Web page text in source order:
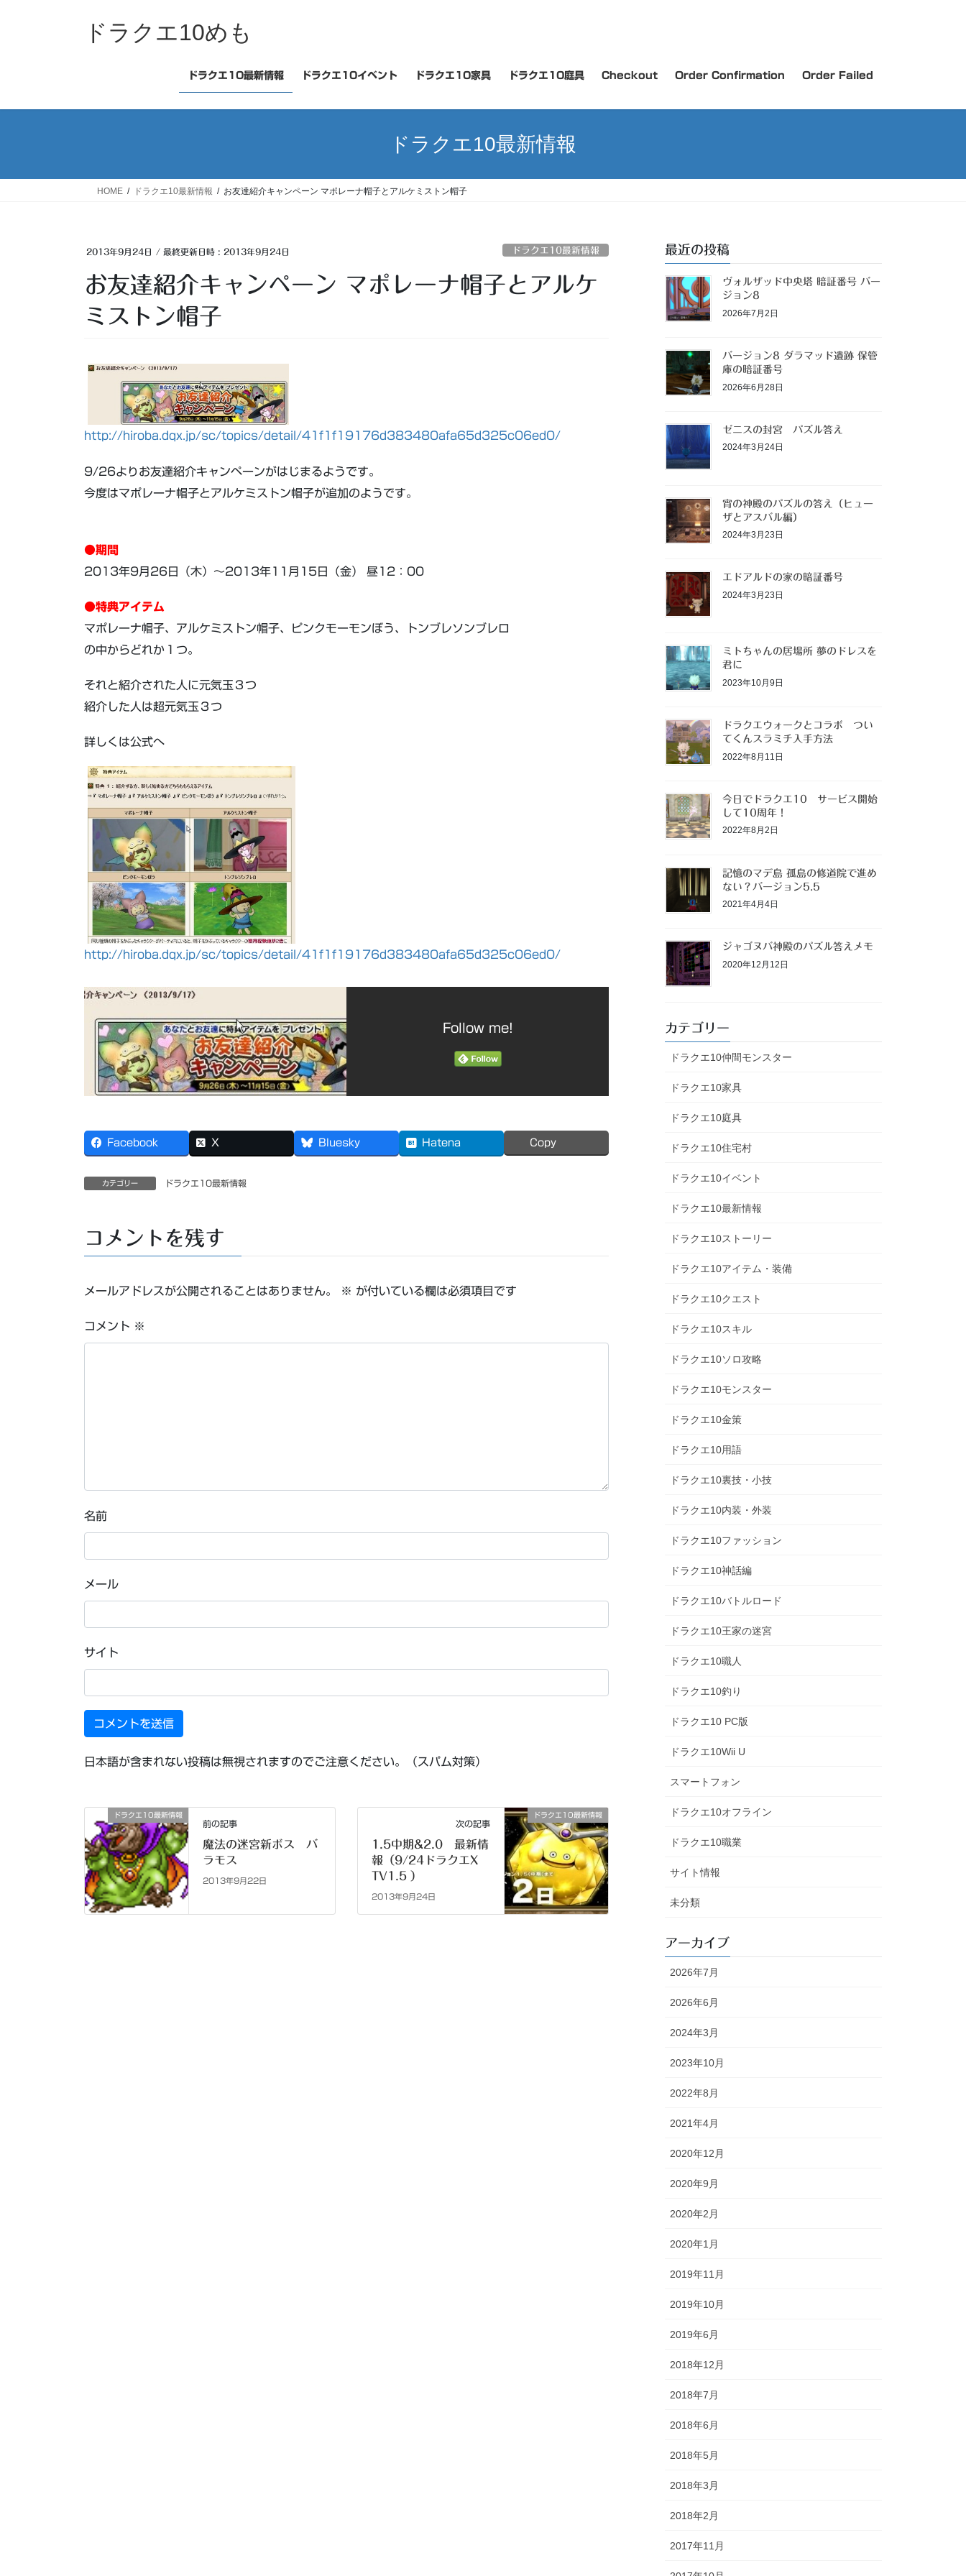
ス
ン
ドラクエ10めも
ドラクエ10最新情報 ドラクエ10イベント ドラクエ10家具 ドラクエ10庭具 Checkout Order Confirmation Order Failed
ドラクエ10最新情報
HOME ドラクエ10最新情報 お友達紹介キャンペーン マポレーナ帽子とアルケミストン帽子
2013年9月24日 / 最終更新日時 : 2013年9月24日 ドラクエ10最新情報
お友達紹介キャンペーン マポレーナ帽子とアルケ
ミストン帽子
http://hiroba.dqx.jp/sc/topics/detail/41f1f19176d383480afa65d325c06ed0/
9/26よりお友達紹介キャンペーンがはじまるようです。
今度はマポレーナ帽子とアルケミストン帽子が追加のようです。
●期間
2013年9月26日（木）～2013年11月15日（金） 昼12：00
●特典アイテム
マポレーナ帽子、アルケミストン帽子、ピンクモーモンぼう、トンブレソンブレロ
の中からどれか１つ。
それと紹介された人に元気玉３つ
紹介した人は超元気玉３つ
詳しくは公式へ
http://hiroba.dqx.jp/sc/topics/detail/41f1f19176d383480afa65d325c06ed0/
Follow me!
Facebook X Bluesky Hatena Copy
カテゴリー ドラクエ10最新情報
コメントを残す
メールアドレスが公開されることはありません。 ※ が付いている欄は必須項目です
コメント ※
名前
メール
サイト
日本語が含まれない投稿は無視されますのでご注意ください。（スパム対策）
ドラクエ10最新情報
前の記事
魔法の迷宮新ボス バ
ラモス
2013年9月22日
ドラクエ10最新情報
次の記事
1.5中期&2.0 最新情
報（9/24ドラクエX
TV1.5 ）
2013年9月24日
最近の投稿
ヴォルザッド中央塔 暗証番号 バー
ジョン8
2026年7月2日
バージョン8 ダラマッド遺跡 保管
庫の暗証番号
2026年6月28日
ゼニスの封宮 パズル答え
2024年3月24日
宵の神殿のパズルの答え（ヒュー
ザとアスバル編）
2024年3月23日
エドアルドの家の暗証番号
2024年3月23日
ミトちゃんの居場所 夢のドレスを
君に
2023年10月9日
ドラクエウォークとコラボ つい
てくんスラミチ入手方法
2022年8月11日
今日でドラクエ10 サービス開始
して10周年！
2022年8月2日
記憶のマデ島 孤島の修道院で進め
ない？バージョン5.5
2021年4月4日
ジャゴヌバ神殿のパズル答えメモ
2020年12月12日
カテゴリー
ドラクエ10仲間モンスター
ドラクエ10家具
ドラクエ10庭具
ドラクエ10住宅村
ドラクエ10イベント
ドラクエ10最新情報
ドラクエ10ストーリー
ドラクエ10アイテム・装備
ドラクエ10クエスト
ドラクエ10スキル
ドラクエ10ソロ攻略
ドラクエ10モンスター
ドラクエ10金策
ドラクエ10用語
ドラクエ10裏技・小技
ドラクエ10内装・外装
ドラクエ10ファッション
ドラクエ10神話編
ドラクエ10バトルロード
ドラクエ10王家の迷宮
ドラクエ10職人
ドラクエ10釣り
ドラクエ10 PC版
ドラクエ10Wii U
スマートフォン
ドラクエ10オフライン
ドラクエ10職業
サイト情報
未分類
アーカイブ
2026年7月
2026年6月
2024年3月
2023年10月
2022年8月
2021年4月
2020年12月
2020年9月
2020年2月
2020年1月
2019年11月
2019年10月
2019年6月
2018年12月
2018年7月
2018年6月
2018年5月
2018年3月
2018年2月
2017年11月